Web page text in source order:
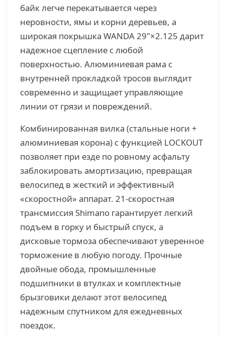
байк легче перекатывается через
неровности, ямы и корни деревьев, а
широкая покрышка WANDA 29"×2.125 дарит
надежное сцепление с любой
поверхностью. Алюминиевая рама с
внутренней прокладкой тросов выглядит
современно и защищает управляющие
линии от грязи и повреждений.
Комбинированная вилка (стальные ноги +
алюминиевая корона) с функцией LOCKOUT
позволяет при езде по ровному асфальту
заблокировать амортизацию, превращая
велосипед в жесткий и эффективный
«скоростной» аппарат. 21-скоростная
трансмиссия Shimano гарантирует легкий
подъем в горку и быстрый спуск, а
дисковые тормоза обеспечивают уверенное
торможение в любую погоду. Прочные
двойные обода, промышленные
подшипники в втулках и комплектные
брызговики делают этот велосипед
надежным спутником для ежедневных
поездок.